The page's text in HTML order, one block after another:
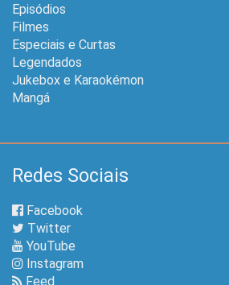
Episódios
Filmes
Especiais e Curtas
Legendados
Jukebox e Karaokémon
Mangá
Redes Sociais
Facebook
Twitter
YouTube
Instagram
Feed